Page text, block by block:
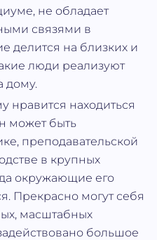
не обладает
связями в
делится на близких и
люди реализуют
дому.
нравится находиться
может быть
преподавательской
в крупных
окружающие его
Прекрасно могут себя
масштабных
большое